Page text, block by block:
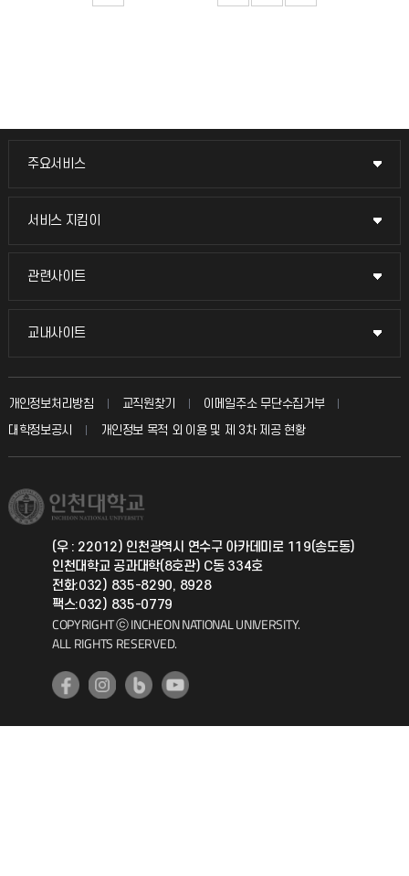
주요서비스
주요서비스
교무회의방송
입학안내
취업정보(학생)
서비스 지킴이
서비스 지킴이
묻고 답하기
칭찬마당
학생서비스 지킴이
관련사이트
관련사이트
국방헬프콜
총동문회
교내사이트
교내사이트
교수회
교육혁신본부
국제지원과
공자아카데미
기초교육원
개인정보처리방침 교직원찾기
이메일주소 무단수집거부
대학정보공시
개인정보 목적 외 이용 및 제 3차 제공 현황
(우 : 22012) 인천광역시 연수구 아카데미로 119(송도동)
인천대학교 공과대학(8호관) C동 334호
전화:032) 835-8290, 8928
팩스:032) 835-0779
COPYRIGHT ⓒ INCHEON NATIONAL UNIVERSITY.
ALL RIGHTS RESERVED.